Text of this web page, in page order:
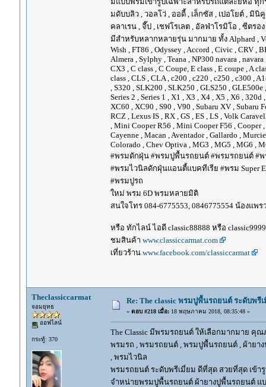
มดับบลิว , วอลโว่ , ออดี้ , เล็กซัส , เปอโยต์ , มินิ
คลาเรน , จี๊ป , เชฟโรเลต , อัลฟ่าโรมิโอ , ซีตร
มีสำหรับหลากหลายรุ่น มากมาย ทั้ง Alphard ,
Wish , FT86 , Odyssey , Accord , Civic , CRV ,
Almera , Sylphy , Teana , NP300 navara ,
CX3 , C class , C Coupe, E class , E coupe , A
class , CLS , CLA , c200 , c220 , c250 , c300 ,
, S320 , SLK200 , SLK250 , GLS250 , GLE500e
Series 2 , Series 1 , X1 , X3 , X4 , X5 , X6 ,
XC60 , XC90 , S90 , V90 , Subaru XV , Subaru
RCZ , Lexus IS , RX , GS , ES , LS , Volk
, Mini Cooper R56 , Mini Cooper F56 , Cooper
Cayenne , Macan , Aventador , Gallardo ,
Colorado , Chev Optiva , MG3 , MG5 , MG6 ,
#พรมดักฝุ่น #พรมปูพื้นรถยนต์ #พรมรถยนต์ #พ
#พรมไวนิลดักฝุ่นแอนตี้แบคทีเรีย #พรม Super
#พรมปูรถ
ใหม่ พรม 6D พรมหลายมิติ
สนใจโทร 084-6775553, 0846775554 น้องแพร
หรือ ทักไลน์ ไอดี classic88888 หรือ
ชมสินค้า www.classiccarmat.com
เที่ยวร้าน www.facebook.com/classiccarmat
Theclassiccarmat
จอมยุทธ
ออฟไลน์
กระทู้: 370
Re: The classic พรมปูพื้นรถยนต์ ระดับพรี
« ตอบ #218 เมื่อ:18 พฤษภาคม 2018, 08:35:48 »
The Classic มีพรมรถยนต์ ให้เลือกมากมาย คุ
พรมรถ , พรมรถยนต์ , พรมปูพื้นรถยนต์ , ผ้ายา
, พรมไวนิล
พรมรถยนต์ ระดับพรีเมี่ยม ดีที่สุด สวยที่สุด เข้ารู
จำหน่ายพรมปูพื้นรถยนต์ ผ้ายางปูพื้นรถยนต์ แบบ